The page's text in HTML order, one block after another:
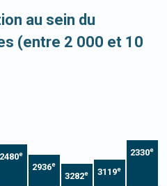
au sein du
(entre 2 000 et 10
2480e
2936e
3282e 3119e
2330e